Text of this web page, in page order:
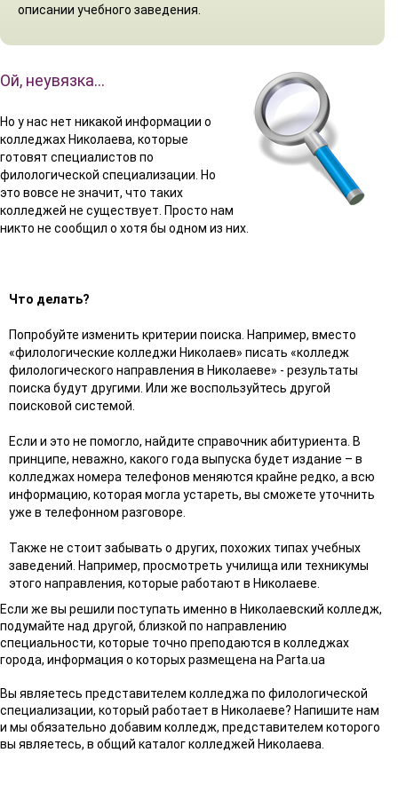
описании учебного заведения.
Ой, неувязка…
Но у нас нет никакой информации о
колледжах Николаева, которые
готовят специалистов по
филологической специализации. Но
это вовсе не значит, что таких
колледжей не существует. Просто нам
никто не сообщил о хотя бы одном из них.
Что делать?
Попробуйте изменить критерии поиска. Например, вместо
«филологические колледжи Николаев» писать «колледж
филологического направления в Николаеве» - результаты
поиска будут другими. Или же воспользуйтесь другой
поисковой системой.
Если и это не помогло, найдите справочник абитуриента. В
принципе, неважно, какого года выпуска будет издание – в
колледжах номера телефонов меняются крайне редко, а всю
информацию, которая могла устареть, вы сможете уточнить
уже в телефонном разговоре.
Также не стоит забывать о других, похожих типах учебных
заведений. Например, просмотреть училища или техникумы
этого направления, которые работают в Николаеве.
Если же вы решили поступать именно в Николаевский колледж,
подумайте над другой, близкой по направлению
специальности, которые точно преподаются в колледжах
города, информация о которых размещена на Parta.ua
Вы являетесь представителем колледжа по филологической
специализации, который работает в Николаеве? Напишите нам
и мы обязательно добавим колледж, представителем которого
вы являетесь, в общий каталог колледжей Николаева.